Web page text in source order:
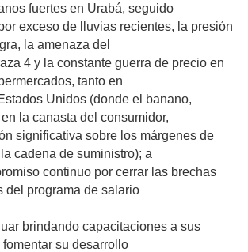
fuertes en Urabá, seguido
exceso de lluvias recientes, la presión
la amenaza del
4 y la constante guerra de precio en
tanto en
Unidos (donde el banano,
la canasta del consumidor,
significativa sobre los márgenes de
cadena de suministro); a
continuo por cerrar las brechas
del programa de salario
brindando capacitaciones a sus
su desarrollo